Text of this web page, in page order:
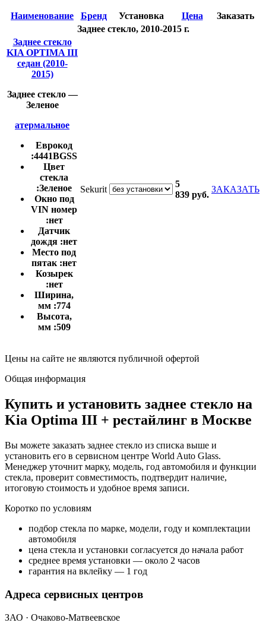
Наименование Бренд Установка Цена
Заказать
Заднее стекло, 2010-2015 г.
Заднее стекло
KIA OPTIMA III
седан (2010-
2015)
Заднее стекло —
Зеленое
атермальное
Еврокод
:4441BGSS
Цвет
стекла
:Зеленое
Окно под
VIN номер
:нет
Датчик
дождя :нет
Место под
пятак :нет
Козырек
:нет
Ширина,
мм :774
Высота,
мм :509
Sekurit
5
839 руб.
ЗАКАЗАТЬ
Цены на сайте не являются публичной офертой
Общая информация
Купить и установить заднее стекло на
Kia Optima III + рестайлинг в Москве
Вы можете заказать заднее стекло из списка выше и
установить его в сервисном центре World Auto Glass.
Менеджер уточнит марку, модель, год автомобиля и функции
стекла, проверит совместимость, подтвердит наличие,
итоговую стоимость и удобное время записи.
Коротко по условиям
подбор стекла по марке, модели, году и комплектации
автомобиля
цена стекла и установки согласуется до начала работ
среднее время установки — около 2 часов
гарантия на вклейку — 1 год
Адреса сервисных центров
ЗАО · Очаково-Матвеевское